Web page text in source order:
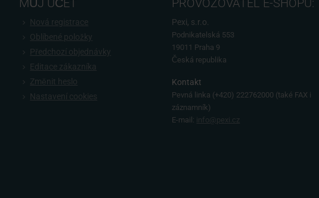
MŮJ ÚČET
Nová registrace
Oblíbené položky
Předchozí objednávky
Editace zákazníka
Změnit heslo
Nastavení cookies
PROVOZOVATEL E-SHOPU:
Pexi, s.r.o.
Podnikatelská 553
19011 Praha 9
Česká republika
Kontakt
Pevná linka (+420) 222762000 (také FAX i
záznamník)
E-mail: info@pexi.cz